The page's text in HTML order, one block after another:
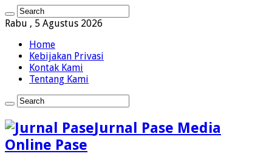
Rabu , 5 Agustus 2026
Home
Kebijakan Privasi
Kontak Kami
Tentang Kami
Jurnal Pase Media
Online Pase